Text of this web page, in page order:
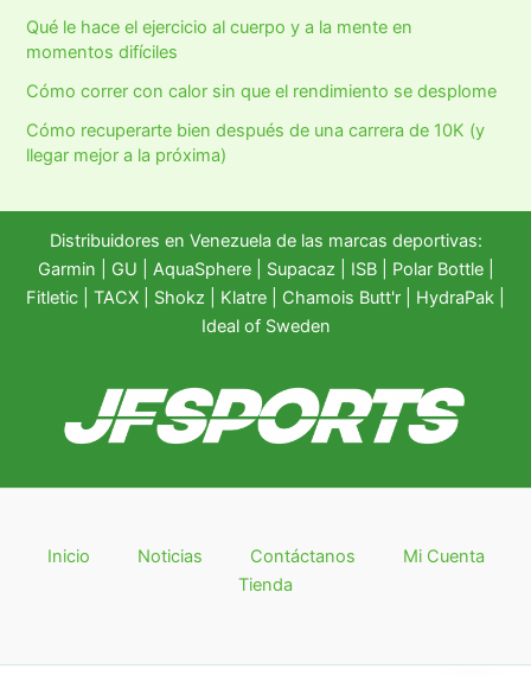
Qué le hace el ejercicio al cuerpo y a la mente en
momentos difíciles
Cómo correr con calor sin que el rendimiento se desplome
Cómo recuperarte bien después de una carrera de 10K (y
llegar mejor a la próxima)
Distribuidores en Venezuela de las marcas deportivas:
Garmin
GU AquaSphere| Supacaz | ISB | Polar Bottle|
Fitletic
TACX Shokz Klatre Chamois Butt'r HydraPak
Ideal of Sweden
Inicio Noticias Contáctanos
Mi Cuenta
Tienda